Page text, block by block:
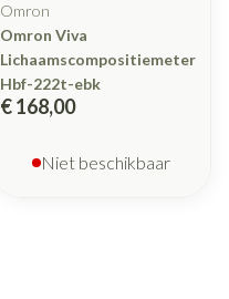
Omron
Omron Viva
Lichaamscompositiemeter
Hbf-222t-ebk
€ 168,00
Niet beschikbaar